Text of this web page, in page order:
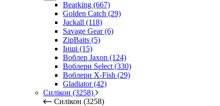
Bearking (667)
Golden Catch (29)
Jackall (118)
Savage Gear (6)
ZipBaits (5)
Інші (15)
Воблер Jaxon (124)
Воблери Select (330)
Воблери X-Fish (29)
Gladiator (42)
Силікон (3258)
Силікон (3258)